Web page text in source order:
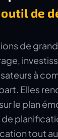
outil de
de
à
Elles
le plan
tout